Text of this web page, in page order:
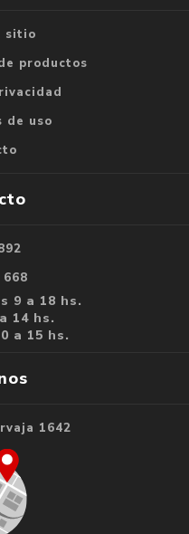
sitio
productos
de uso
668
9 a 18 hs.
14 hs.
a 15 hs.
1642